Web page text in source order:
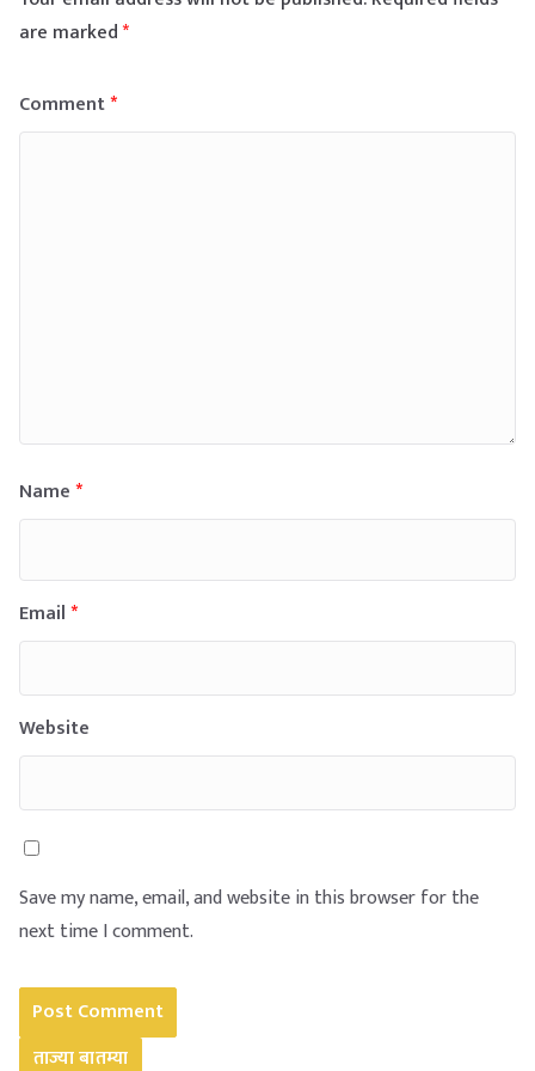
are marked*
Comment*
Name*
Email*
Website
Save my name, email, and website in this browser for the
next time I comment.
ताज्या बातम्या